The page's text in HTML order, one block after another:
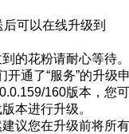
可以在线升级到
的花粉请耐心等待。
通了“服务”的升级
160版本，您可
本进行升级。
议您在升级前将所有